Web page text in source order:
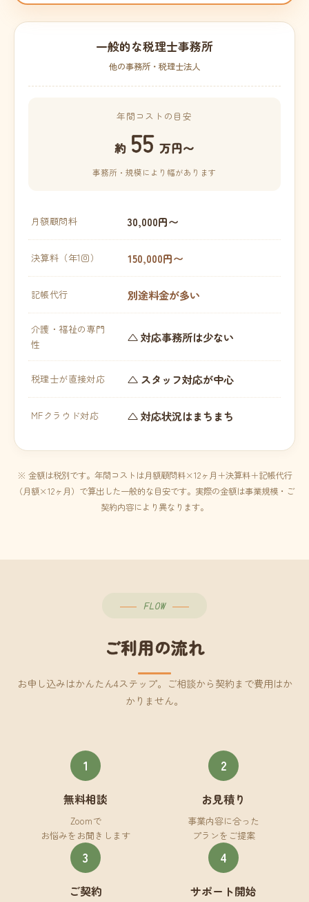
一般的な税理士事務所
他の事務所・税理士法人
年間コストの目安
約 55 万円〜
事務所・規模により幅があります
月額顧問料 30,000円〜
決算料（年1回） 150,000円〜
記帳代行 別途料金が多い
介護・福祉の専門
性
△ 対応事務所は少ない
税理士が直接対応 △ スタッフ対応が中心
MFクラウド対応 △ 対応状況はまちまち
※ 金額は税別です。年間コストは月額顧問料×12ヶ月＋決算料＋記帳代行
（月額×12ヶ月）で算出した一般的な目安です。実際の金額は事業規模・ご
契約内容により異なります。
FLOW
ご利用の流れ
お申し込みはかんたん4ステップ。ご相談から契約まで費用はか
かりません。
1
無料相談
Zoomで
お悩みをお聞きします
2
お見積り
事業内容に合った
プランをご提案
3
ご契約
4
サポート開始